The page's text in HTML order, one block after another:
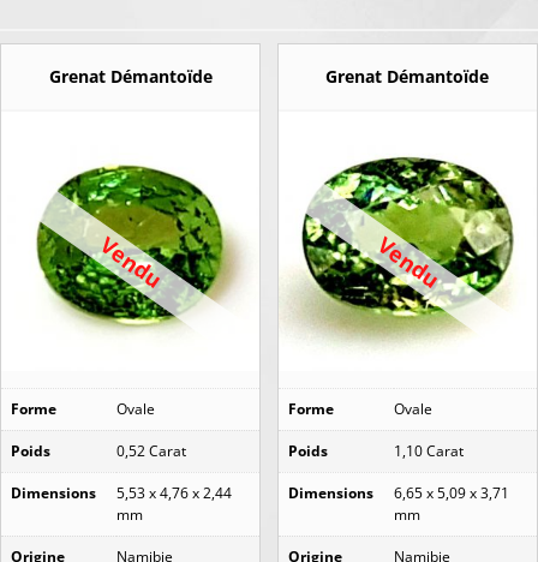
Grenat Démantoïde
Vendu
Forme Ovale
Poids 0,52 Carat
Dimensions
5,53 x 4,76 x 2,44
mm
Origine Namibie
Grenat Démantoïde
Vendu
Forme Ovale
Poids 1,10 Carat
Dimensions
6,65 x 5,09 x 3,71
mm
Origine Namibie